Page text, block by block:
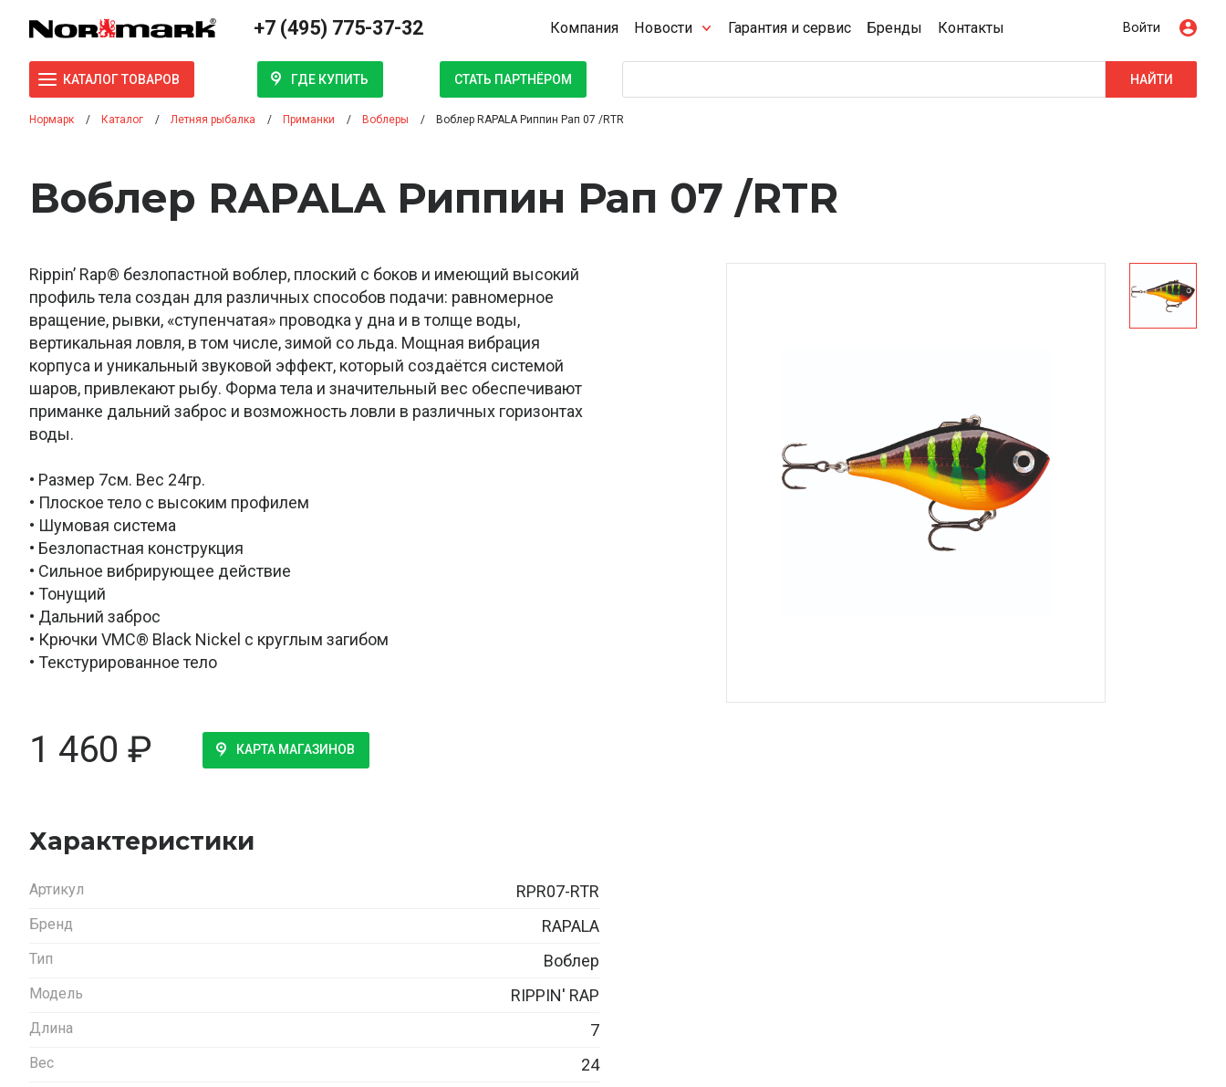
+7 (495) 775-37-32 Компания Новости Гарантия и сервис Бренды Контакты Войти
КАТАЛОГ ТОВАРОВ ГДЕ КУПИТЬ СТАТЬ ПАРТНЁРОМ НАЙТИ
Нормарк Каталог Летняя рыбалка Приманки Воблеры Воблер RAPALA Риппин Рап 07 /RTR
Воблер RAPALA Риппин Рап 07 /RTR
Rippin’ Rap® безлопастной воблер, плоский с боков и имеющий высокий
профиль тела создан для различных способов подачи: равномерное
вращение, рывки, «ступенчатая» проводка у дна и в толще воды,
вертикальная ловля, в том числе, зимой со льда. Мощная вибрация
корпуса и уникальный звуковой эффект, который создаётся системой
шаров, привлекают рыбу. Форма тела и значительный вес обеспечивают
приманке дальний заброс и возможность ловли в различных горизонтах
воды.
• Размер 7см. Вес 24гр.
• Плоское тело с высоким профилем
• Шумовая система
• Безлопастная конструкция
• Сильное вибрирующее действие
• Тонущий
• Дальний заброс
• Крючки VMC® Black Nickel с круглым загибом
• Текстурированное тело
1 460 ₽ КАРТА МАГАЗИНОВ
Характеристики
Артикул RPR07-RTR
Бренд RAPALA
Тип Воблер
Модель RIPPIN' RAP
Длина 7
Вес 24